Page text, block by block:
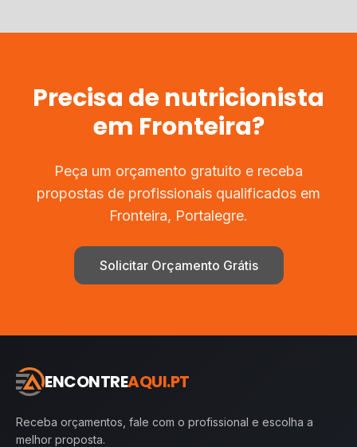
Precisa denutricionista
em Fronteira?
Peça um orçamento gratuito e receba
propostas de profissionais qualificados em
Fronteira, Portalegre.
Solicitar Orçamento Grátis
ENCONTREAQUI.PT
Receba orçamentos, fale com o profissional e escolha a
melhor proposta.